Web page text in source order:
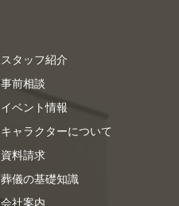
スタッフ紹介
事前相談
イベント情報
キャラクターについて
資料請求
葬儀の基礎知識
会社案内